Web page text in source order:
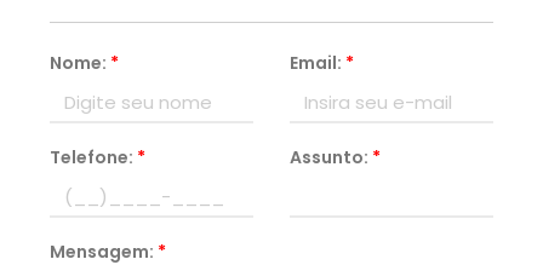
Nome: * Email: *
Telefone: * Assunto: *
Mensagem: *